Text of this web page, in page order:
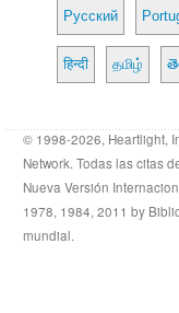
Русский
हिन्दी தமிழ்
© 1998-2026, Heartlight,
Network. Todas las citas
Nueva Versión
1978, 1984, 2011 by
mundial.